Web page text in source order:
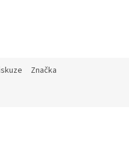
Značka